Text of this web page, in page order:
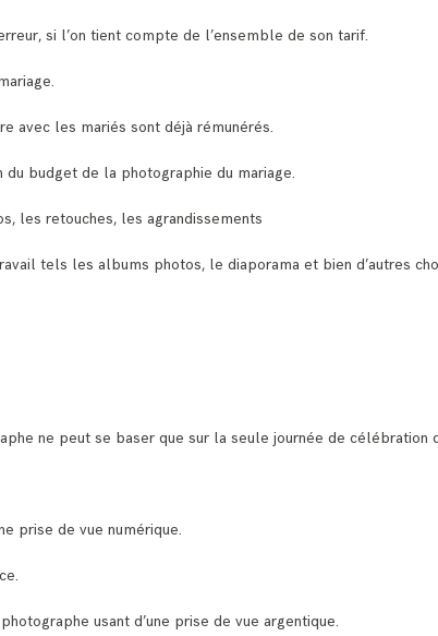
si l’on tient compte de l’ensemble de son tarif.
avec les mariés sont déjà rémunérés.
budget de la photographie du mariage.
les retouches, les agrandissements
tels les albums photos, le diaporama et bien d’autres
ne peut se baser que sur la seule journée de célébration
prise de vue numérique.
usant d’une prise de vue argentique.